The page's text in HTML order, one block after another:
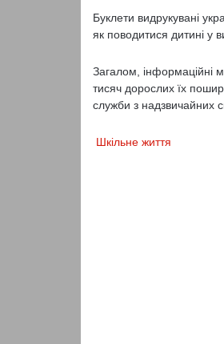
Буклети видрукувані
як поводитися дитині у
Загалом, інформаційні
тисяч дорослих їх
служби з надзвичайних
Шкільне життя